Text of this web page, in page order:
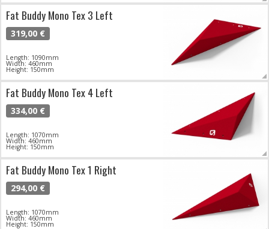
Fat Buddy Mono Tex 3 Left
319,00 €
Length: 1090mm
Width: 460mm
Height: 150mm
Fat Buddy Mono Tex 4 Left
334,00 €
Length: 1070mm
Width: 460mm
Height: 150mm
Fat Buddy Mono Tex 1 Right
294,00 €
Length: 1070mm
Width: 460mm
Height: 150mm